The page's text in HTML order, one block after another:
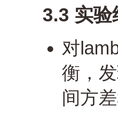
3.3 实验
对
衡，
间方